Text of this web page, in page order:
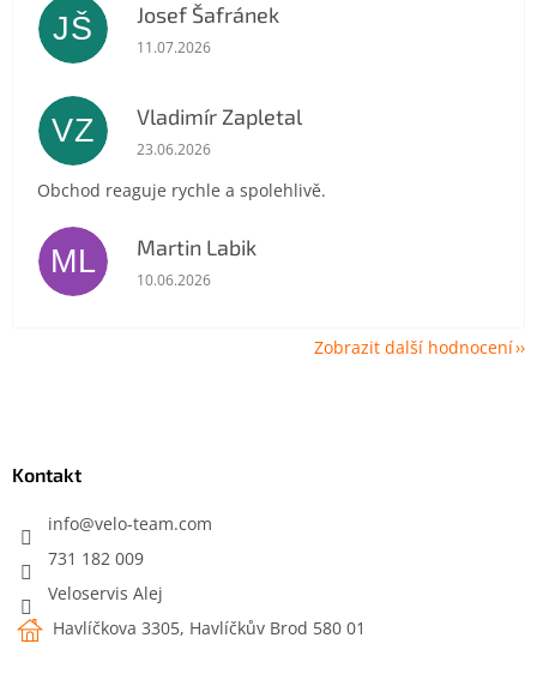
JŠ Josef Šafránek
Hodnocení obchodu je 5 z 5 hvězdiček.
11.07.2026
VZ Vladimír Zapletal
Hodnocení obchodu je 5 z 5 hvězdiček.
23.06.2026
Obchod reaguje rychle a spolehlivě.
ML Martin Labik
Hodnocení obchodu je 5 z 5 hvězdiček.
10.06.2026
Zobrazit další hodnocení
Kontakt
info@velo-team.com
731 182 009
Veloservis Alej
Havlíčkova 3305, Havlíčkův Brod 580 01